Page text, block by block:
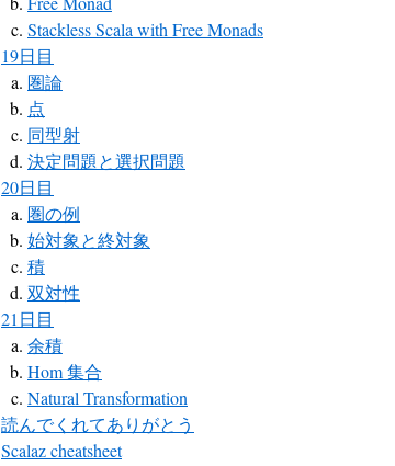
Stackless Scala with Free Monads
19日目
圏論
点
同型射
決定問題と選択問題
20日目
圏の例
始対象と終対象
積
双対性
21日目
余積
Hom 集合
Natural Transformation
読んでくれてありがとう
Scalaz cheatsheet